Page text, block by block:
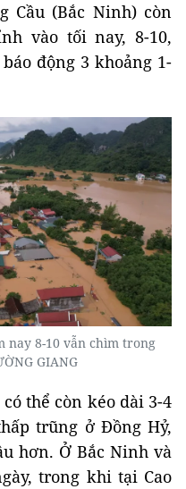
Cầu (Bắc Ninh) còn
vào tối nay, 8-10,
động 3 khoảng 1-
nay 8-10 vẫn chìm trong
GIANG
thể còn kéo dài 3-4
trũng ở Đồng Hỷ,
hơn. Ở Bắc Ninh và
trong khi tại Cao